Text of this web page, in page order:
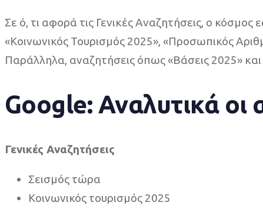
Σε ό, τι αφορά τις Γενικές Αναζητήσεις, ο
«Κοινωνικός Τουρισμός 2025», «Προσωπικός
Παράλληλα, αναζητήσεις όπως «Βάσεις 2025» και
Google: Αναλυτικά οι
Γενικές Αναζητήσεις
Σεισμός τώρα
Κοινωνικός τουρισμός 2025